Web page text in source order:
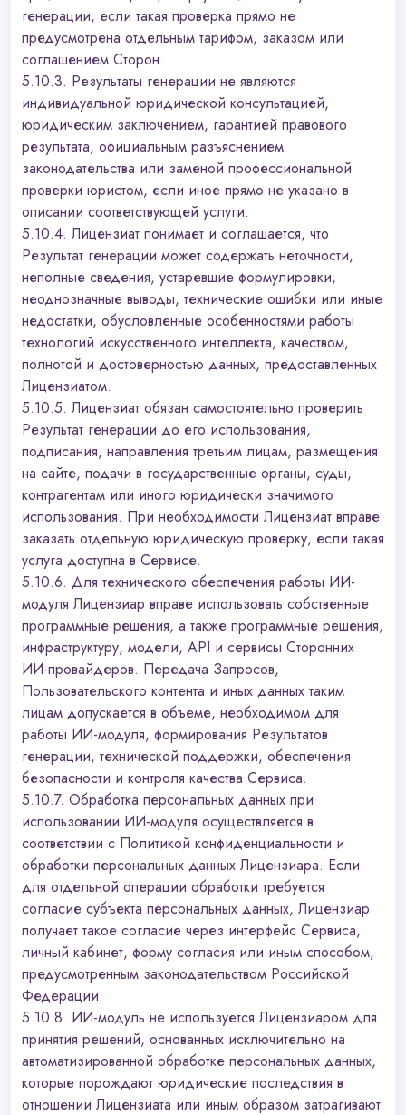
генерации, если такая проверка прямо не
предусмотрена отдельным тарифом, заказом или
соглашением Сторон.
5.10.3. Результаты генерации не являются
индивидуальной юридической консультацией,
юридическим заключением, гарантией правового
результата, официальным разъяснением
законодательства или заменой профессиональной
проверки юристом, если иное прямо не указано в
описании соответствующей услуги.
5.10.4. Лицензиат понимает и соглашается, что
Результат генерации может содержать неточности,
неполные сведения, устаревшие формулировки,
неоднозначные выводы, технические ошибки или иные
недостатки, обусловленные особенностями работы
технологий искусственного интеллекта, качеством,
полнотой и достоверностью данных, предоставленных
Лицензиатом.
5.10.5. Лицензиат обязан самостоятельно проверить
Результат генерации до его использования,
подписания, направления третьим лицам, размещения
на сайте, подачи в государственные органы, суды,
контрагентам или иного юридически значимого
использования. При необходимости Лицензиат вправе
заказать отдельную юридическую проверку, если такая
услуга доступна в Сервисе.
5.10.6. Для технического обеспечения работы ИИ-
модуля Лицензиар вправе использовать собственные
программные решения, а также программные решения,
инфраструктуру, модели, API и сервисы Сторонних
ИИ-провайдеров. Передача Запросов,
Пользовательского контента и иных данных таким
лицам допускается в объеме, необходимом для
работы ИИ-модуля, формирования Результатов
генерации, технической поддержки, обеспечения
безопасности и контроля качества Сервиса.
5.10.7. Обработка персональных данных при
использовании ИИ-модуля осуществляется в
соответствии с Политикой конфиденциальности и
обработки персональных данных Лицензиара. Если
для отдельной операции обработки требуется
согласие субъекта персональных данных, Лицензиар
получает такое согласие через интерфейс Сервиса,
личный кабинет, форму согласия или иным способом,
предусмотренным законодательством Российской
Федерации.
5.10.8. ИИ-модуль не используется Лицензиаром для
принятия решений, основанных исключительно на
автоматизированной обработке персональных данных,
которые порождают юридические последствия в
отношении Лицензиата или иным образом затрагивают